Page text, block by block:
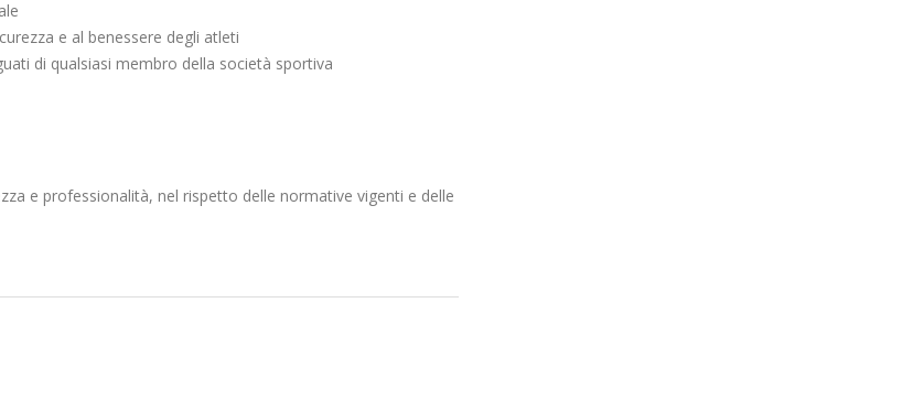
e al benessere degli atleti
di qualsiasi membro della società sportiva
e professionalità, nel rispetto delle normative vigenti e delle